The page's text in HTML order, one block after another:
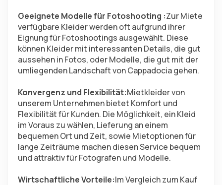
Geeignete Modelle für Fotoshooting :Zur Miete
verfügbare Kleider werden oft aufgrund ihrer
Eignung für Fotoshootings ausgewählt. Diese
können Kleider mit interessanten Details, die gut
aussehen in Fotos, oder Modelle, die gut mit der
umliegenden Landschaft von Cappadocia gehen.
Konvergenz und Flexibilität:Mietkleider von
unserem Unternehmen bietet Komfort und
Flexibilität für Kunden. Die Möglichkeit, ein Kleid
im Voraus zu wählen, Lieferung an einem
bequemen Ort und Zeit, sowie Mietoptionen für
lange Zeiträume machen diesen Service bequem
und attraktiv für Fotografen und Modelle.
Wirtschaftliche Vorteile:Im Vergleich zum Kauf